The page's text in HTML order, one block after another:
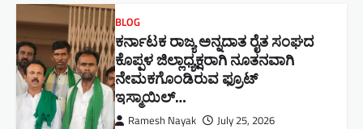
BLOG
ಕರ್ನಾಟಕ ರಾಜ್ಯ ಅನ್ನದಾತ ರೈತ ಸಂಘದ
ಕೊಪ್ಪಳ ಜಿಲ್ಲಾಧ್ಯಕ್ಷರಾಗಿ ನೂತನವಾಗಿ
ನೇಮಕಗೊಂಡಿರುವ ಫ್ರೂಟ್
ಇಸ್ಮಾಯಿಲ್…
Ramesh Nayak July 25, 2026